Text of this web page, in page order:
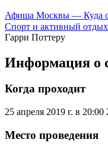
Афиша Москвы — Куда
Спорт и активный отдых
Гарри Поттеру
Информация о
Когда проходит
25 апреля 2019 г. в 20:00
Место проведения